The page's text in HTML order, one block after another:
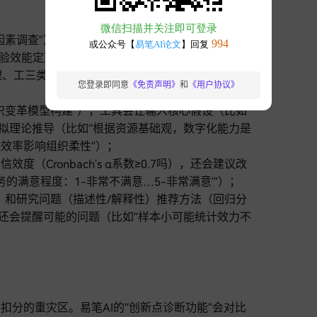
调查”），工具会引导填研究对象（某省3所高校
能定）、抽样方法（分层随机抽样），还能自
工三类学科，性别比例1:1.2，和该校学生结构一
革模型构建”），工具会让输入核心假设（比如
理论推导（比如“根据资源基础观，数字化能力是
率影响组织柔性”）；
效度（Cronbach’s α系数≥0.7吗），还会建议改
的满意程度：1-非常不满意…5-非常满意’”）；
研究问题（描述性/解释性）推荐方法（回归分
提醒可能的问题（比如“样本小可能统计效力不
分的重灾区。易笔AI的“创新点诊断功能”会对比
您登录即同意 《免责声明》 和 《用户协议》